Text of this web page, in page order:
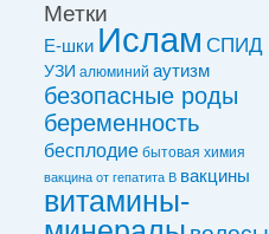
Метки
Е-шки Ислам СПИД
УЗИ алюминий аутизм
безопасные роды
беременность
бесплодие бытовая химия
вакцинa от гепатита В вакцины
витамины-